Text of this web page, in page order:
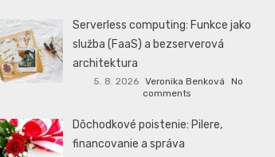
Serverless computing: Funkce jako
služba (FaaS) a bezserverová
architektura
5. 8. 2026 Veronika Benková
No
comments
Dôchodkové poistenie: Pilere,
financovanie a správa